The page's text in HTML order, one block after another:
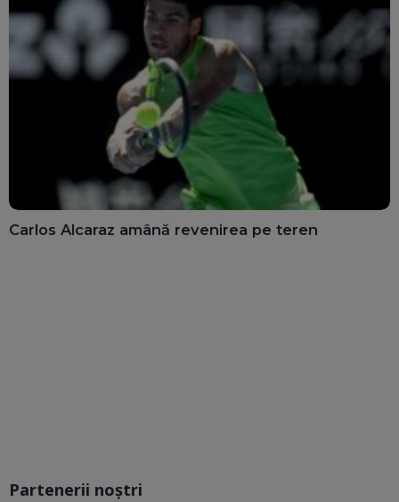
Carlos Alcaraz amână revenirea pe teren
Partenerii noștri